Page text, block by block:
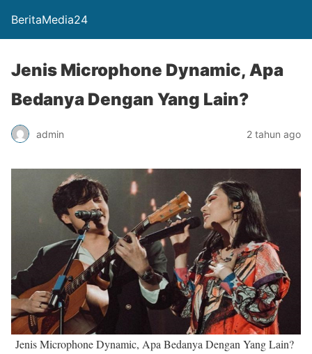
BeritaMedia24
Jenis Microphone Dynamic, Apa
Bedanya Dengan Yang Lain?
admin 2 tahun ago
Jenis Microphone Dynamic, Apa Bedanya Dengan Yang Lain?